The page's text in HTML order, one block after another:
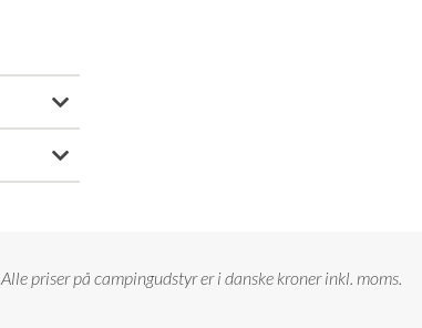
Alle priser på campingudstyr er i danske kroner inkl. moms.